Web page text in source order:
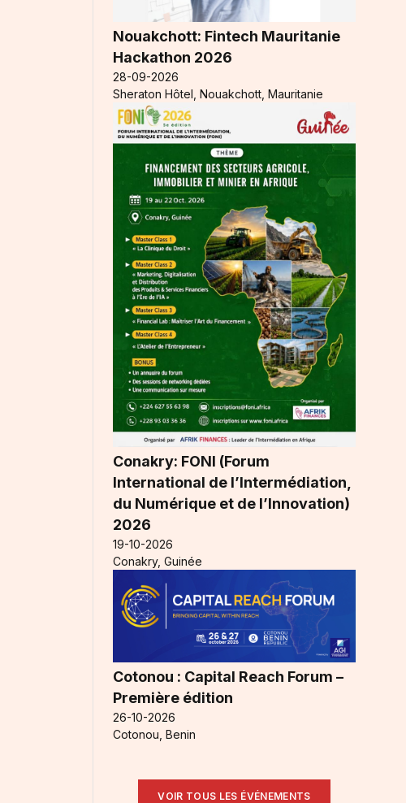
Nouakchott: Fintech Mauritanie
Hackathon 2026
28-09-2026
Sheraton Hôtel, Nouakchott, Mauritanie
Conakry: FONI (Forum
International de l’Intermédiation,
du Numérique et de l’Innovation)
2026
19-10-2026
Conakry, Guinée
Cotonou : Capital Reach Forum –
Première édition
26-10-2026
Cotonou, Benin
VOIR TOUS LES ÉVÉNEMENTS